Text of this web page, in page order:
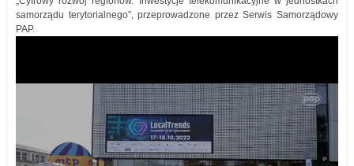
samorządu terytorialnego”, przeprowadzone przez Serwis Samorządowy
PAP.